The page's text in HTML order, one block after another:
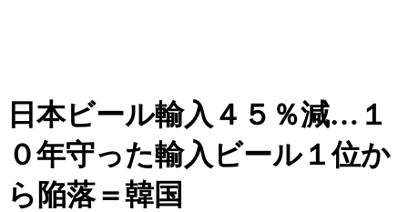
日本ビール輸入４５％減…１
０年守った輸入ビール１位か
ら陥落＝韓国